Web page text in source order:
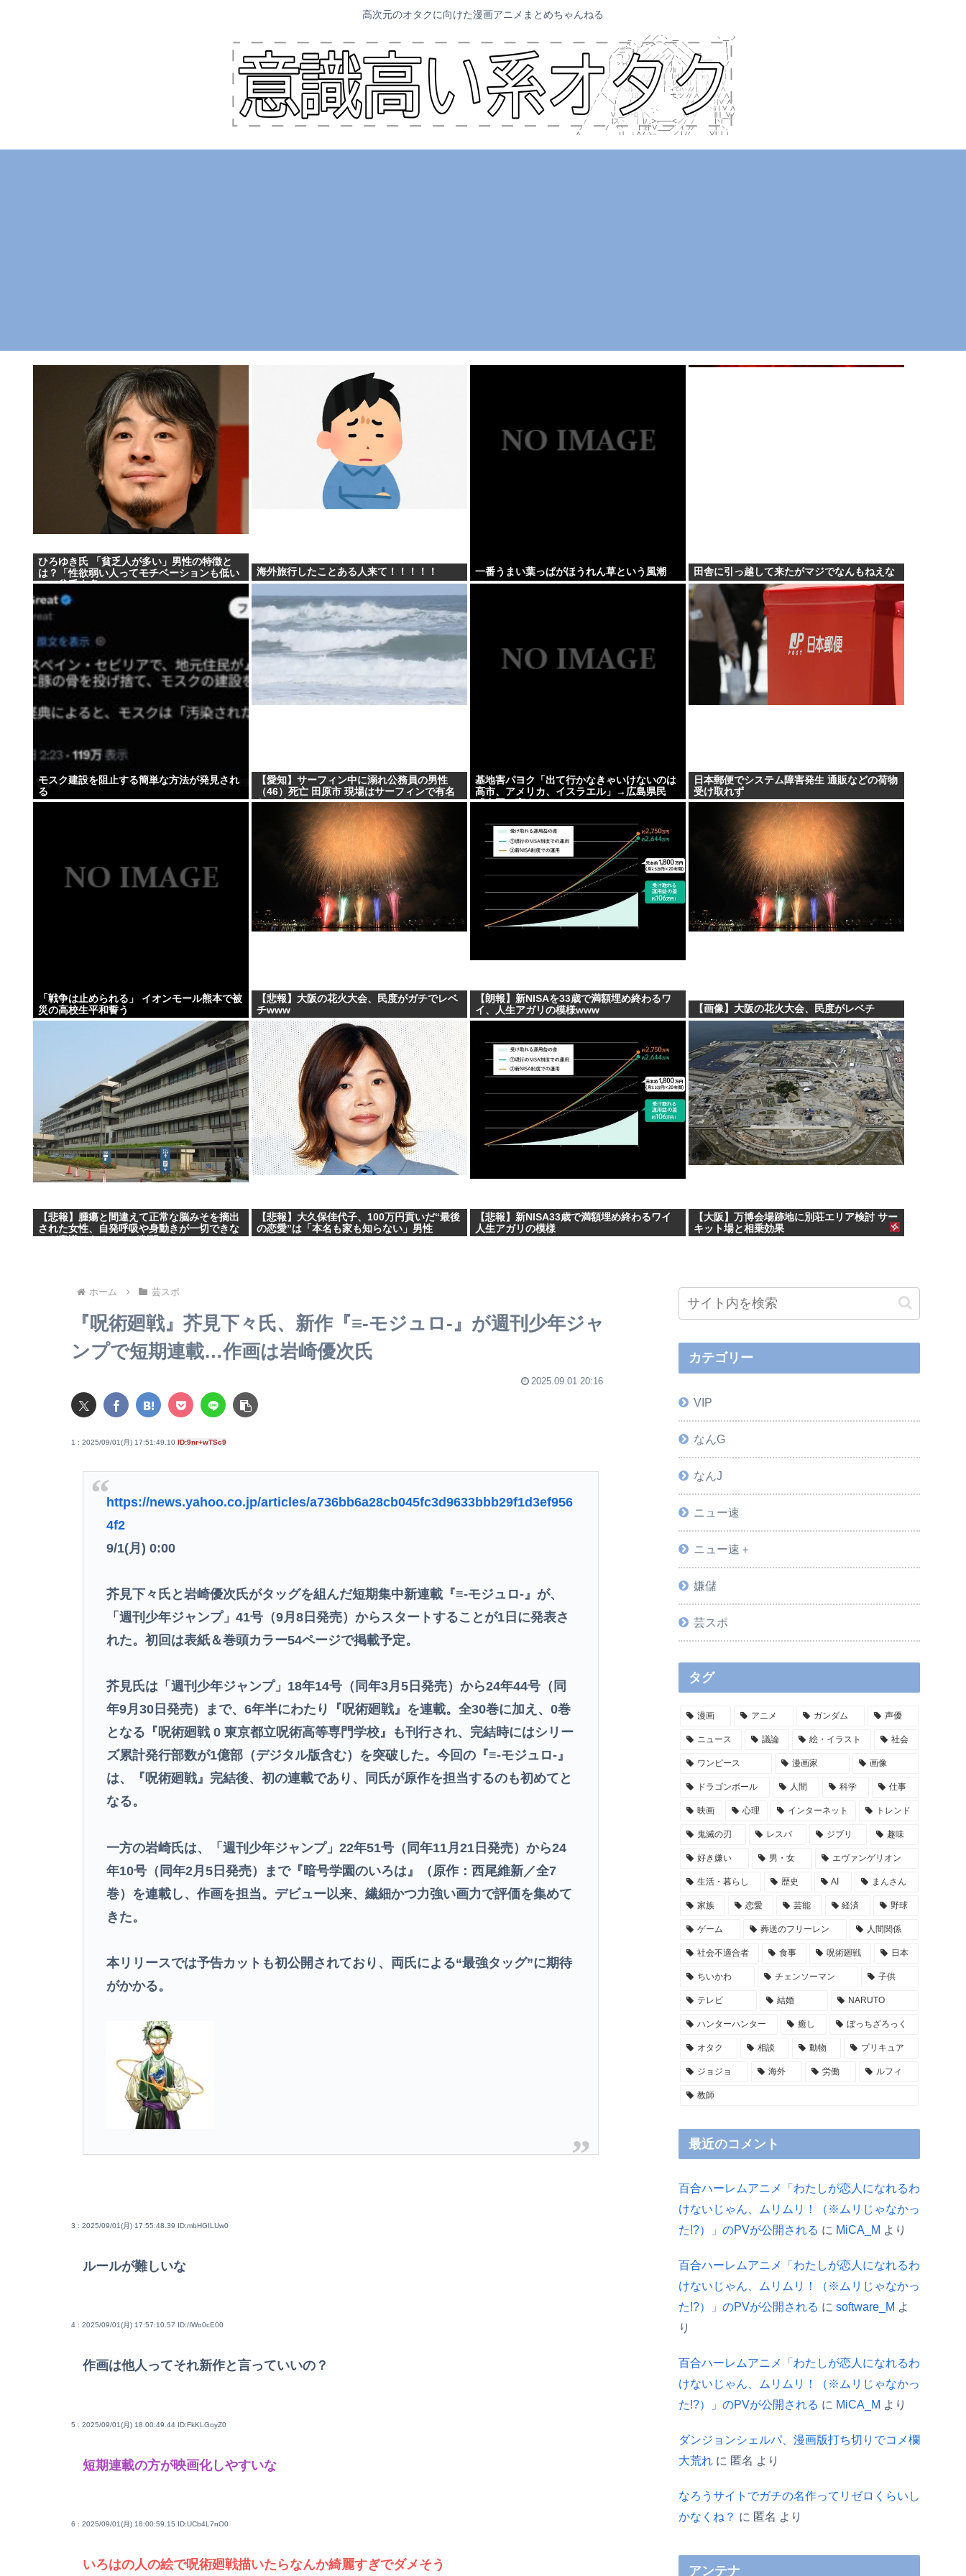
高次元のオタクに向けた漫画アニメまとめちゃんねる
ひろゆき氏 「貧乏人が多い」男性の特徴と
は？「性欲弱い人ってモチベーションも低い
ので貧乏人多い」
海外旅行したことある人来て！！！！！ 一番うまい葉っぱがほうれん草という風潮 田舎に引っ越して来たがマジでなんもねえな
モスク建設を阻止する簡単な方法が発見され
る
【愛知】サーフィン中に溺れ公務員の男性
（46）死亡 田原市 現場はサーフィンで有名
なスポット
基地害パヨク「出て行かなきゃいけないのは
高市、アメリカ、イスラエル」→広島県民
「中国に言えや」
日本郵便でシステム障害発生 通販などの荷物
受け取れず
「戦争は止められる」 イオンモール熊本で被
災の高校生平和誓う
【悲報】大阪の花火大会、民度がガチでレベ
チwww
【朗報】新NISAを33歳で満額埋め終わるワ
イ、人生アガリの模様www
【画像】大阪の花火大会、民度がレベチ
【悲報】腫瘍と間違えて正常な脳みそを摘出
された女性、自発呼吸や身動きが一切できな
【悲報】大久保佳代子、100万円貢いだ“最後
の恋愛”は「本名も家も知らない」男性
【悲報】新NISA33歳で満額埋め終わるワイ
人生アガリの模様
【大阪】万博会場跡地に別荘エリア検討 サー
キット場と相乗効果
ホーム 芸スポ
『呪術廻戦』芥見下々氏、新作『≡-モジュロ-』が週刊少年ジャ
ンプで短期連載…作画は岩崎優次氏
2025.09.01 20:16
1 : 2025/09/01(月) 17:51:49.10 ID:9nr+wTSc9
https://news.yahoo.co.jp/articles/a736bb6a28cb045fc3d9633bbb29f1d3ef956
4f2
9/1(月) 0:00
芥見下々氏と岩崎優次氏がタッグを組んだ短期集中新連載『≡-モジュロ-』が、
「週刊少年ジャンプ」41号（9月8日発売）からスタートすることが1日に発表さ
れた。初回は表紙＆巻頭カラー54ページで掲載予定。
芥見氏は「週刊少年ジャンプ」18年14号（同年3月5日発売）から24年44号（同
年9月30日発売）まで、6年半にわたり『呪術廻戦』を連載。全30巻に加え、0巻
となる『呪術廻戦 0 東京都立呪術高等専門学校』も刊行され、完結時にはシリー
ズ累計発行部数が1億部（デジタル版含む）を突破した。今回の『≡-モジュロ-』
は、『呪術廻戦』完結後、初の連載であり、同氏が原作を担当するのも初めてと
なる。
一方の岩崎氏は、「週刊少年ジャンプ」22年51号（同年11月21日発売）から24
年10号（同年2月5日発売）まで『暗号学園のいろは』（原作：西尾維新／全7
巻）を連載し、作画を担当。デビュー以来、繊細かつ力強い画力で評価を集めて
きた。
本リリースでは予告カットも初公開されており、両氏による“最強タッグ”に期待
がかかる。
3 : 2025/09/01(月) 17:55:48.39 ID:mbHGILUw0
ルールが難しいな
4 : 2025/09/01(月) 17:57:10.57 ID:/IWo0cE00
作画は他人ってそれ新作と言っていいの？
5 : 2025/09/01(月) 18:00:49.44 ID:FkKLGoyZ0
短期連載の方が映画化しやすいな
6 : 2025/09/01(月) 18:00:59.15 ID:UCb4L7nO0
いろはの人の絵で呪術廻戦描いたらなんか綺麗すぎでダメそう
カテゴリー
VIP
なんG
なんJ
ニュー速
ニュー速＋
嫌儲
芸スポ
タグ
漫画 アニメ ガンダム 声優
ニュース 議論 絵・イラスト 社会
ワンピース 漫画家 画像
ドラゴンボール 人間 科学 仕事
映画 心理 インターネット トレンド
鬼滅の刃 レスバ ジブリ 趣味
好き嫌い 男・女 エヴァンゲリオン
生活・暮らし 歴史 AI まんさん
家族 恋愛 芸能 経済 野球
ゲーム 葬送のフリーレン 人間関係
社会不適合者 食事 呪術廻戦 日本
ちいかわ チェンソーマン 子供
テレビ 結婚 NARUTO
ハンターハンター 癒し ぼっちざろっく
オタク 相談 動物 プリキュア
ジョジョ 海外 労働 ルフィ
教師
最近のコメント
百合ハーレムアニメ「わたしが恋人になれるわ
けないじゃん、ムリムリ！（※ムリじゃなかっ
た!?）」のPVが公開される に MiCA_M より
百合ハーレムアニメ「わたしが恋人になれるわ
けないじゃん、ムリムリ！（※ムリじゃなかっ
た!?）」のPVが公開される に software_M よ
り
百合ハーレムアニメ「わたしが恋人になれるわ
けないじゃん、ムリムリ！（※ムリじゃなかっ
た!?）」のPVが公開される に MiCA_M より
ダンジョンシェルパ、漫画版打ち切りでコメ欄
大荒れ に 匿名 より
なろうサイトでガチの名作ってリゼロくらいし
かなくね？ に 匿名 より
アンテナ